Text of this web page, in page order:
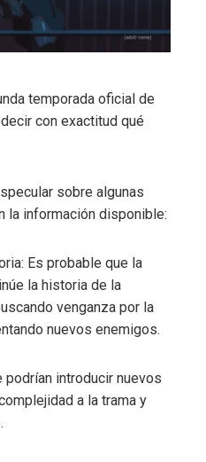
temporada oficial de
con exactitud qué
sobre algunas
la información disponible:
Es probable que la
la historia de la
venganza por la
nuevos enemigos.
podrían introducir nuevos
a la trama y